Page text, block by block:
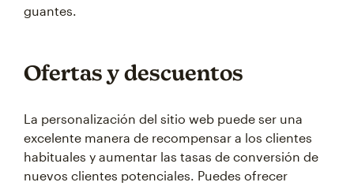
guantes.
Ofertas y descuentos
La personalización del sitio web puede ser una
excelente manera de recompensar a los clientes
habituales y aumentar las tasas de conversión de
nuevos clientes potenciales. Puedes ofrecer